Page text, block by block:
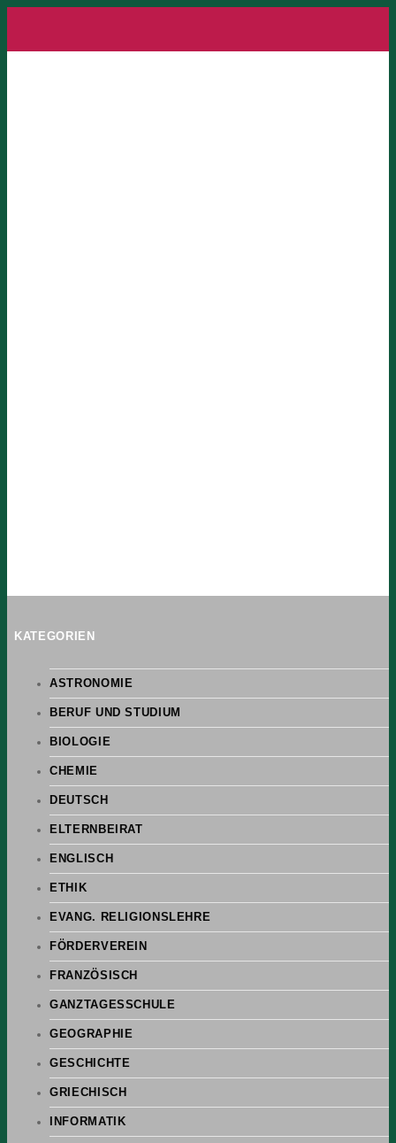
KATEGORIEN
ASTRONOMIE
BERUF UND STUDIUM
BIOLOGIE
CHEMIE
DEUTSCH
ELTERNBEIRAT
ENGLISCH
ETHIK
EVANG. RELIGIONSLEHRE
FÖRDERVEREIN
FRANZÖSISCH
GANZTAGESSCHULE
GEOGRAPHIE
GESCHICHTE
GRIECHISCH
INFORMATIK